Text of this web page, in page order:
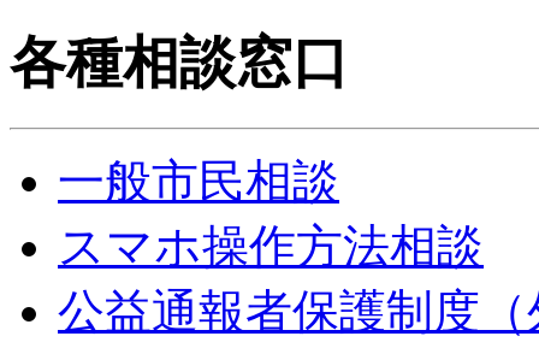
各種相談窓口
一般市民相談
スマホ操作方法相談
公益通報者保護制度